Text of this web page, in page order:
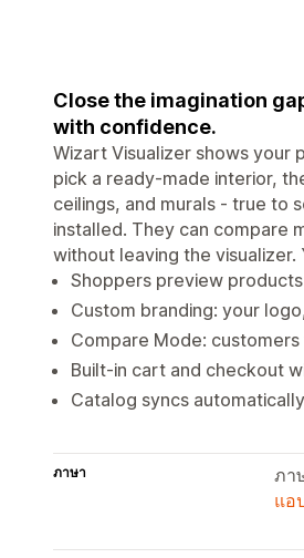
Close the imagination
with confidence.
Wizart Visualizer shows your
pick a ready-made interior,
ceilings, and murals - true to
installed. They can compare
without leaving the
Shoppers preview
Custom branding: your
Compare Mode:
Built-in cart and checkout
Catalog syncs
ภาษา
ภา
แอ